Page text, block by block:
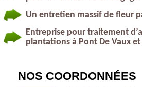
Un entretien massif de fleur
Entreprise pour traitement
plantations à Pont De Vaux et
NOS COORDONNÉES